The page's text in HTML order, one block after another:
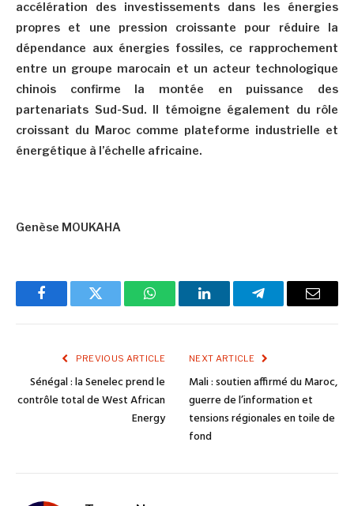
accélération des investissements dans les énergies
propres et une pression croissante pour réduire la
dépendance aux énergies fossiles, ce rapprochement
entre un groupe marocain et un acteur technologique
chinois confirme la montée en puissance des
partenariats Sud-Sud. Il témoigne également du rôle
croissant du Maroc comme plateforme industrielle et
énergétique à l’échelle africaine.
Genèse MOUKAHA
FacebookTwitter WhatsAppLinkedInTelegramEmail
PREVIOUS ARTICLE
Sénégal : la Senelec prend le
contrôle total de West African
Energy
NEXT ARTICLE
Mali : soutien affirmé du Maroc,
guerre de l’information et
tensions régionales en toile de
fond